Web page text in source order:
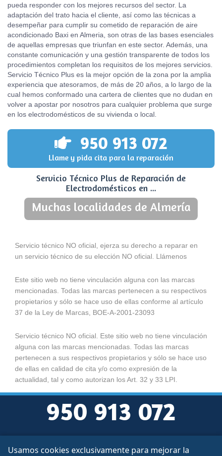
pueda responder con los mejores recursos del sector. La
adaptación del trato hacia el cliente, así como las técnicas a
desempeñar para cumplir su cometido de reparación de aire
acondicionado Baxi en Almeria, son otras de las bases esenciales
de aquellas empresas que triunfan en este sector. Además, una
constante comunicación y una gestión transparente de todos los
procedimientos completan los requisitos de los mejores servicios.
Servicio Técnico Plus es la mejor opción de la zona por la amplia
experiencia que atesoramos, de más de 20 años, a lo largo de la
cual hemos conformado una cartera de clientes que no dudan en
volver a apostar por nosotros para cualquier problema que surge
en los electrodomésticos de su vivienda o local.
950 913 072
Llame y pida cita para la reparación
Servicio Técnico Plus de Reparación de
Electrodomésticos en ...
Muchas localidades de Almería
Servicio técnico NO oficial, ejerza su derecho a reparar en
un servicio técnico de su elección NO oficial. Llámenos
Este sitio web no tiene vinculación alguna con las marcas
mencionadas. Todas las marcas pertenecen a su respectivos
propietarios y sólo se hace uso de ellas conforme al artículo
37 de la Ley de Marcas, BOE-A-2001-23093
Servicio técnico NO oficial. Este sitio web no tiene vinculación
alguna con las marcas mencionadas. Todas las marcas
pertenecen a sus respectivos propietarios y sólo se hace uso
de ellas en calidad de cita y/o como expresión de la
actualidad, tal y como autorizan los Art. 32 y 33 LPI.
950 913 072
Aviso legal
Usamos cookies exclusivamente para mejorar la